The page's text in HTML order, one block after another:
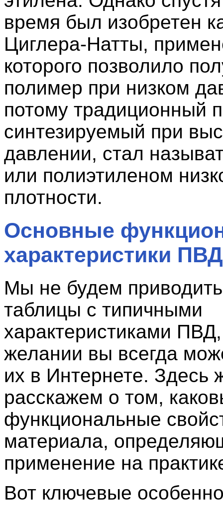
время был изобретен
Циглера-Натты,
которого позволило
полимер при низком
потому традиционный
синтезируемый при
давлении, стал
или полиэтиленом
плотности.
Основные
характеристики ПВД
Мы не будем
таблицы с типичными
характеристиками
желании вы всегда
их в Интернете. Здесь
расскажем о том,
функциональные
материала,
применение на
Вот ключевые